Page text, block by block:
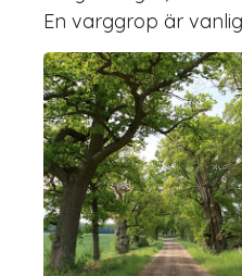
En varggrop är